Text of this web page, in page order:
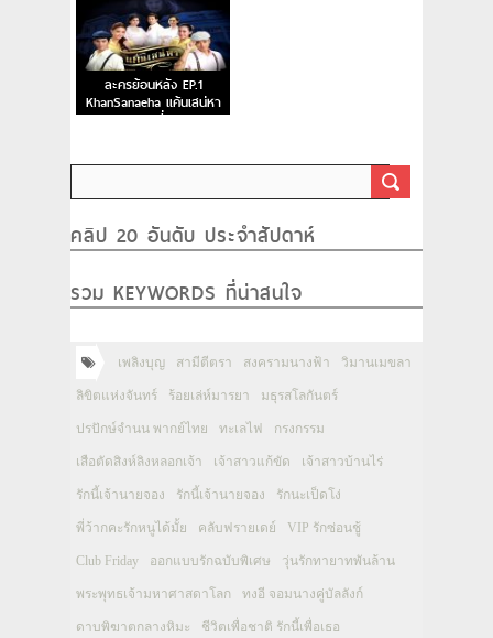
ละครย้อนหลัง EP.1
KhanSanaeha แค้นเสน่หา
ตอนที่ 1
คลิป 20 อันดับ ประจำสัปดาห์
รวม KEYWORDS ที่น่าสนใจ
เพลิงบุญ สามีตีตรา สงครามนางฟ้า วิมานเมขลา
ลิขิตแห่งจันทร์ ร้อยเล่ห์มารยา มธุรสโลกันตร์
ปรปักษ์จำนน พากย์ไทย ทะเลไฟ กรงกรรม
เสือตัดสิงห์ลิงหลอกเจ้า เจ้าสาวแก้ขัด เจ้าสาวบ้านไร่
รักนี้เจ้านายจอง รักนี้เจ้านายจอง รักนะเป็ดโง่
พี่ว้ากคะรักหนูได้มั้ย คลับฟรายเดย์ VIP รักซ่อนชู้
Club Friday ออกแบบรักฉบับพิเศษ วุ่นรักทายาทพันล้าน
พระพุทธเจ้ามหาศาสดาโลก ทงอี จอมนางคู่บัลลังก์
ดาบพิฆาตกลางหิมะ ชีวิตเพื่อชาติ รักนี้เพื่อเธอ